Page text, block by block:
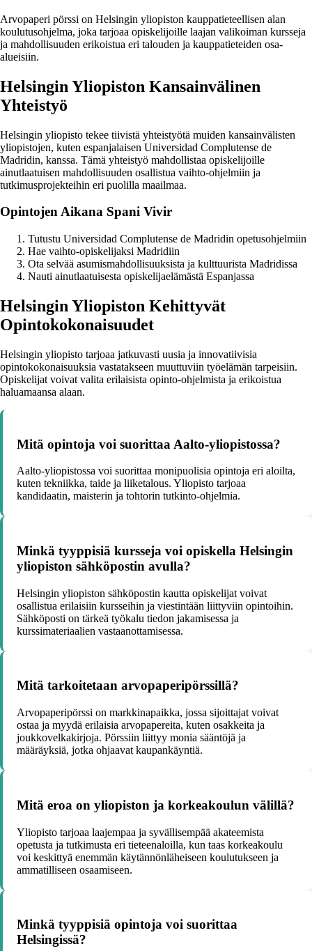
Arvopaperi pörssi on Helsingin yliopiston kauppatieteellisen alan
koulutusohjelma, joka tarjoaa opiskelijoille laajan valikoiman kursseja
ja mahdollisuuden erikoistua eri talouden ja kauppatieteiden osa-
alueisiin.
Helsingin Yliopiston Kansainvälinen
Yhteistyö
Helsingin yliopisto tekee tiivistä yhteistyötä muiden kansainvälisten
yliopistojen, kuten espanjalaisen Universidad Complutense de
Madridin, kanssa. Tämä yhteistyö mahdollistaa opiskelijoille
ainutlaatuisen mahdollisuuden osallistua vaihto-ohjelmiin ja
tutkimusprojekteihin eri puolilla maailmaa.
Opintojen Aikana Spani Vivir
Tutustu Universidad Complutense de Madridin opetusohjelmiin
Hae vaihto-opiskelijaksi Madridiin
Ota selvää asumismahdollisuuksista ja kulttuurista Madridissa
Nauti ainutlaatuisesta opiskelijaelämästä Espanjassa
Helsingin Yliopiston Kehittyvät
Opintokokonaisuudet
Helsingin yliopisto tarjoaa jatkuvasti uusia ja innovatiivisia
opintokokonaisuuksia vastatakseen muuttuviin työelämän tarpeisiin.
Opiskelijat voivat valita erilaisista opinto-ohjelmista ja erikoistua
haluamaansa alaan.
Mitä opintoja voi suorittaa Aalto-yliopistossa?
Aalto-yliopistossa voi suorittaa monipuolisia opintoja eri aloilta,
kuten tekniikka, taide ja liiketalous. Yliopisto tarjoaa
kandidaatin, maisterin ja tohtorin tutkinto-ohjelmia.
Minkä tyyppisiä kursseja voi opiskella Helsingin
yliopiston sähköpostin avulla?
Helsingin yliopiston sähköpostin kautta opiskelijat voivat
osallistua erilaisiin kursseihin ja viestintään liittyviin opintoihin.
Sähköposti on tärkeä työkalu tiedon jakamisessa ja
kurssimateriaalien vastaanottamisessa.
Mitä tarkoitetaan arvopaperipörssillä?
Arvopaperipörssi on markkinapaikka, jossa sijoittajat voivat
ostaa ja myydä erilaisia arvopapereita, kuten osakkeita ja
joukkovelkakirjoja. Pörssiin liittyy monia sääntöjä ja
määräyksiä, jotka ohjaavat kaupankäyntiä.
Mitä eroa on yliopiston ja korkeakoulun välillä?
Yliopisto tarjoaa laajempaa ja syvällisempää akateemista
opetusta ja tutkimusta eri tieteenaloilla, kun taas korkeakoulu
voi keskittyä enemmän käytännönläheiseen koulutukseen ja
ammatilliseen osaamiseen.
Minkä tyyppisiä opintoja voi suorittaa
Helsingissä?